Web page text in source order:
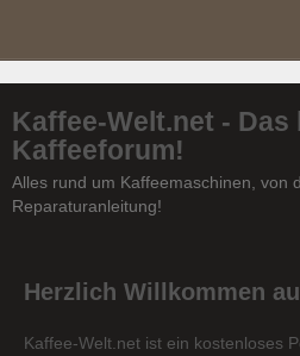
Kaffee-Welt.net -
Kaffeeforum!
Alles rund um Kaffeemaschinen, von
Reparaturanleitung!
Herzlich Willkommen
Kaffee-Welt.net ist ein kostenloses